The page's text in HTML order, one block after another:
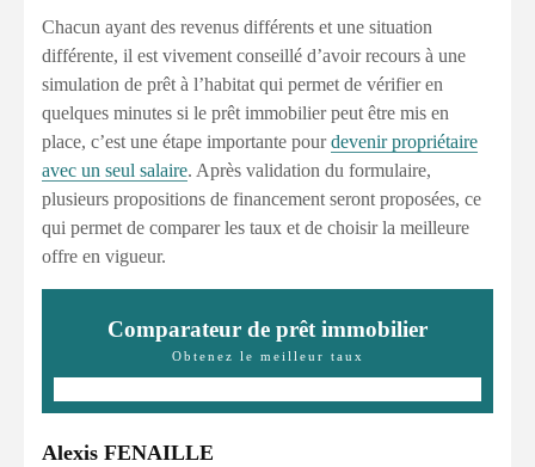
Chacun ayant des revenus différents et une situation
différente, il est vivement conseillé d’avoir recours à une
simulation de prêt à l’habitat qui permet de vérifier en
quelques minutes si le prêt immobilier peut être mis en
place, c’est une étape importante pourdevenir propriétaire
avec un seul salaire. Après validation du formulaire,
plusieurs propositions de financement seront proposées, ce
qui permet de comparer les taux et de choisir la meilleure
offre en vigueur.
Comparateur de prêt immobilier
Obtenez le meilleur taux
Alexis FENAILLE